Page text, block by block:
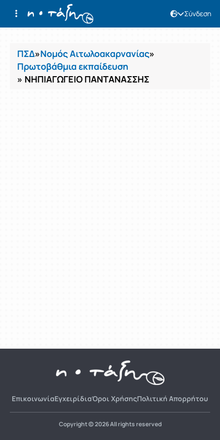
Σύνδεση
Μαθήματα
ΠΣΔ»Νομός Αιτωλοακαρνανίας»
Πρωτοβάθμια εκπαίδευση
» ΝΗΠΙΑΓΩΓΕΙΟ ΠΑΝΤΑΝΑΣΣΗΣ
ΕπικοινωνίαΕγχειρίδιαΌροι ΧρήσηςΠολιτική Απορρήτου
Copyright © 2026 All rights reserved